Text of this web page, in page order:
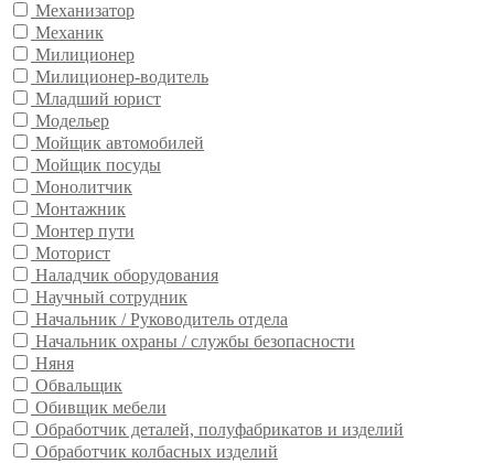
Механизатор
Механик
Милиционер
Милиционер-водитель
Младший юрист
Модельер
Мойщик автомобилей
Мойщик посуды
Монолитчик
Монтажник
Монтер пути
Моторист
Наладчик оборудования
Научный сотрудник
Начальник / Руководитель отдела
Начальник охраны / службы безопасности
Няня
Обвальщик
Обивщик мебели
Обработчик деталей, полуфабрикатов и изделий
Обработчик колбасных изделий